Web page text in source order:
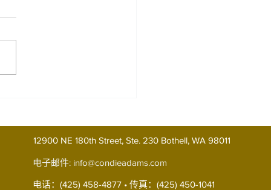
净值家庭来说，生前赠与
。 一、生前赠与的税务优
一）减少未来遗产税 生前赠
遗产范围，还能将未来的增
一并转移。例如，一只价值
12900 NE 180th Street, Ste. 230 Bothell, WA 98011
电子邮件: info@condieadams.com
电话：(425) 458-4877 • 传真：(425) 450-1041